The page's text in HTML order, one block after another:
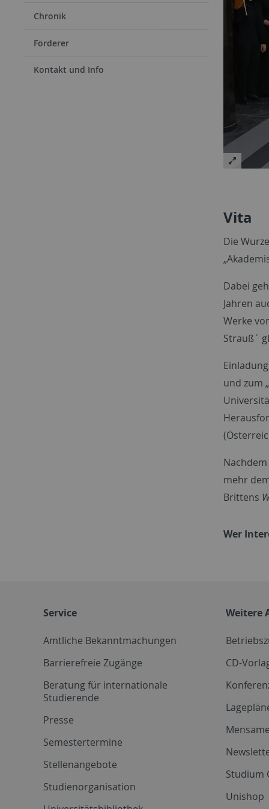
Chronik
Förderer
Kontakt und Info
Vita
Die
Dabei
Jahren
Werke
Strauß´
und zum
mehr
Brittens
Wer
Service
Amtliche Bekanntmachungen
Barrierefreie Zugänge
Beratung für internationale
Studierende
Presse
Semestertermine
Stellenangebote
Studienorganisation
Weitere
CD-
Studium
Unishop